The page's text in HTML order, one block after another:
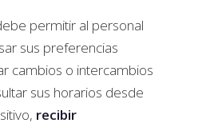
permitir al personal
sus preferencias
cambios o intercambios
sus horarios desde
recibir